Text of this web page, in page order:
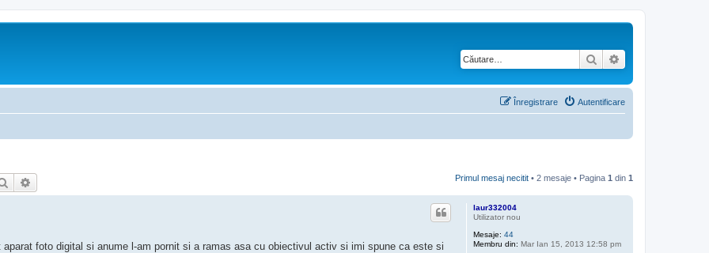
Căutare
Autentificare
Înregistrare
Căutare Primul mesaj necitit • 2 mesaje • Pagina 1 din 1
laur332004
Utilizator nou
Mesaje: 44
Membru din: Mar Ian 15, 2013 12:58 pm
foto digital si anume l-am pornit si a ramas asa cu obiectivul activ si imi spune ca este si